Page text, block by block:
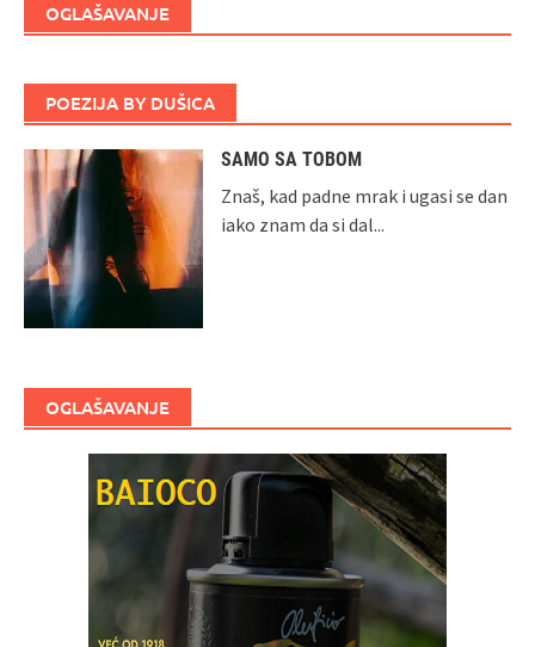
OGLAŠAVANJE
POEZIJA BY DUŠICA
SAMO SA TOBOM
Znaš, kad padne mrak i ugasi se dan
iako znam da si dal...
OGLAŠAVANJE